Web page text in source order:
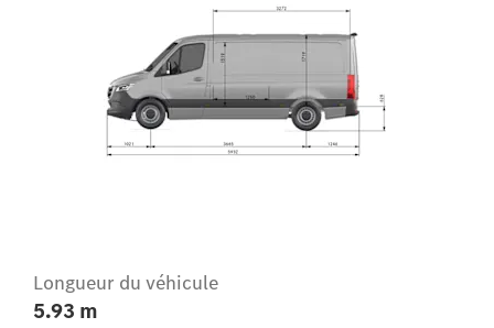
Longueur du véhicule
5.93 m